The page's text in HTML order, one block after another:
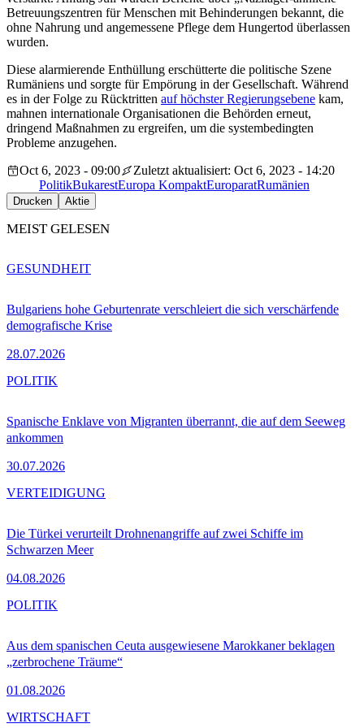
Betreuungszentren für Menschen mit Behinderungen bekannt, die
ohne Nahrung und angemessene Pflege dem Hungertod überlassen
wurden.
Diese alarmierende Enthüllung erschütterte die politische Szene
Rumäniens und sorgte für Empörung in der Gesellschaft. Während
es in der Folge zu Rücktritten auf höchster Regierungsebene kam,
mahnen internationale Organisationen die Behörden erneut,
dringend Maßnahmen zu ergreifen, um die systembedingten
Probleme anzugehen.
Oct 6, 2023 - 09:00
Zuletzt aktualisiert: Oct 6, 2023 - 14:20
PolitikBukarestEuropa KompaktEuroparatRumänien
Drucken Aktie
MEIST GELESEN
Bulgariens hohe Geburtenrate verschleiert die sich verschärfende
demografische Krise
28.07.2026
GESUNDHEIT
Spanische Enklave von Migranten überrannt, die auf dem Seeweg
ankommen
30.07.2026
POLITIK
Die Türkei verurteilt Drohnenangriffe auf zwei Schiffe im
Schwarzen Meer
04.08.2026
VERTEIDIGUNG
Aus dem spanischen Ceuta ausgewiesene Marokkaner beklagen
„zerbrochene Träume“
01.08.2026
POLITIK
WIRTSCHAFT